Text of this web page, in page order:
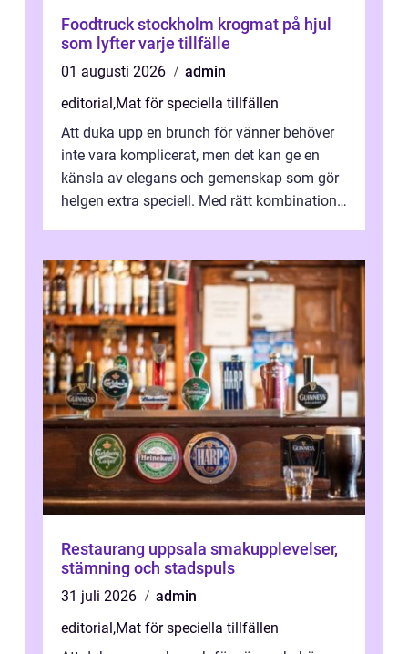
Foodtruck stockholm krogmat på hjul
som lyfter varje tillfälle
01 augusti 2026
admin
editorial,Mat för speciella tillfällen
Att duka upp en brunch för vänner behöver
inte vara komplicerat, men det kan ge en
känsla av elegans och gemenskap som gör
helgen extra speciell. Med rätt kombination
Restaurang uppsala smakupplevelser,
stämning och stadspuls
31 juli 2026
admin
editorial,Mat för speciella tillfällen